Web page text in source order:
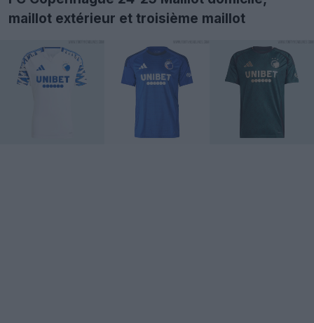
maillot extérieur et troisième maillot